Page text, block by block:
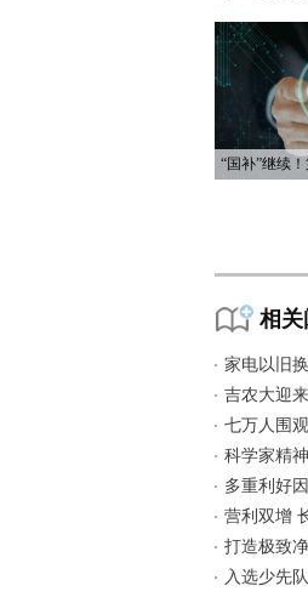
相关
家电以旧
吉农大迎
七万人围
科学家精
多重利好
营利双增
打造极致
入选少先